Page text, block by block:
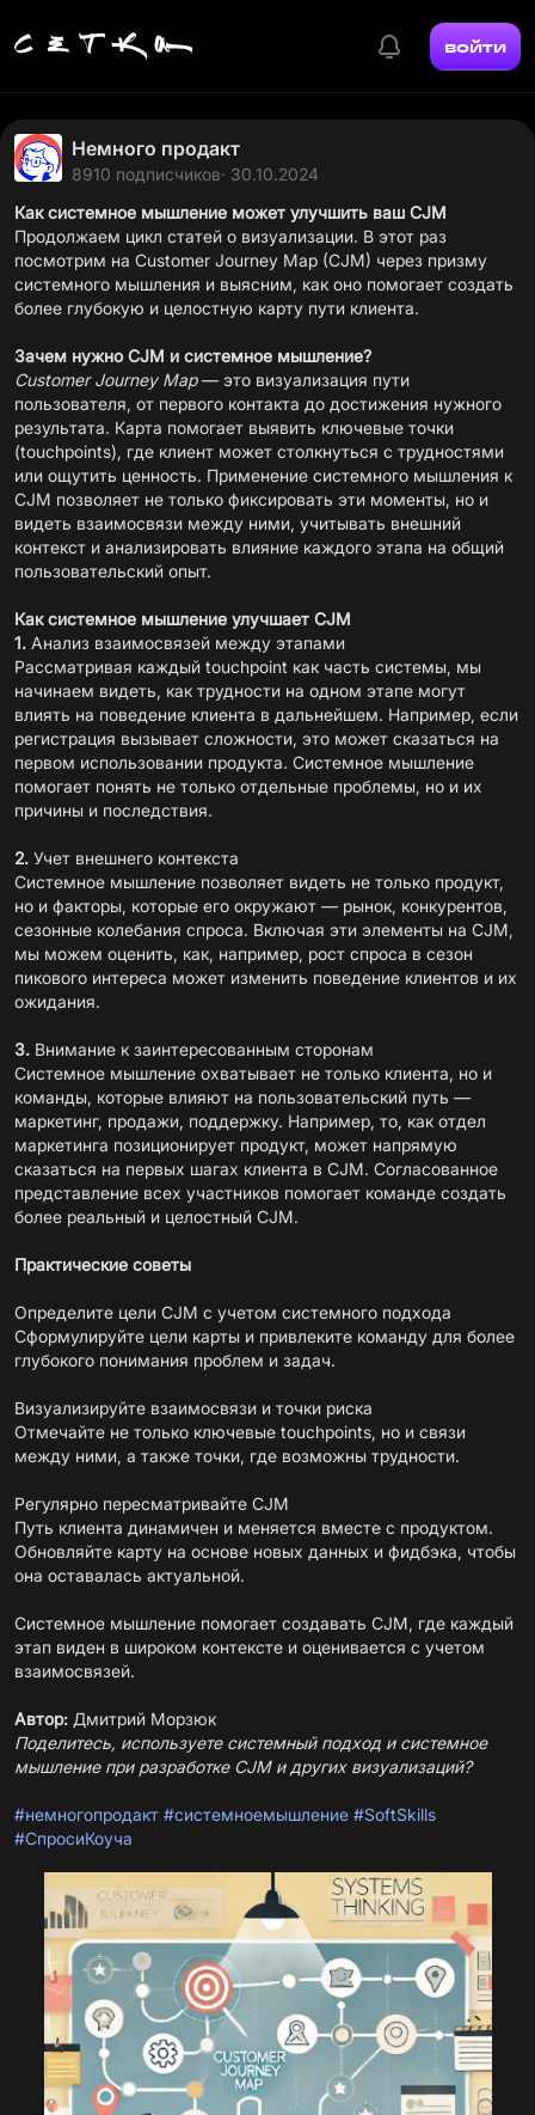
войти
Немного продакт
8910 подписчиков· 30.10.2024
Как системное мышление может улучшить ваш CJM
Продолжаем цикл статей о визуализации. В этот раз
посмотрим на Customer Journey Map (CJM) через призму
системного мышления и выясним, как оно помогает создать
более глубокую и целостную карту пути клиента.
Зачем нужно CJM и системное мышление?
Customer Journey Map— это визуализация пути
пользователя, от первого контакта до достижения нужного
результата. Карта помогает выявить ключевые точки
(touchpoints), где клиент может столкнуться с трудностями
или ощутить ценность. Применение системного мышления к
CJM позволяет не только фиксировать эти моменты, но и
видеть взаимосвязи между ними, учитывать внешний
контекст и анализировать влияние каждого этапа на общий
пользовательский опыт.
Как системное мышление улучшает CJM
1. Анализ взаимосвязей между этапами
Рассматривая каждый touchpoint как часть системы, мы
начинаем видеть, как трудности на одном этапе могут
влиять на поведение клиента в дальнейшем. Например, если
регистрация вызывает сложности, это может сказаться на
первом использовании продукта. Системное мышление
помогает понять не только отдельные проблемы, но и их
причины и последствия.
2. Учет внешнего контекста
Системное мышление позволяет видеть не только продукт,
но и факторы, которые его окружают — рынок, конкурентов,
сезонные колебания спроса. Включая эти элементы на CJM,
мы можем оценить, как, например, рост спроса в сезон
пикового интереса может изменить поведение клиентов и их
ожидания.
3. Внимание к заинтересованным сторонам
Системное мышление охватывает не только клиента, но и
команды, которые влияют на пользовательский путь —
маркетинг, продажи, поддержку. Например, то, как отдел
маркетинга позиционирует продукт, может напрямую
сказаться на первых шагах клиента в CJM. Согласованное
представление всех участников помогает команде создать
более реальный и целостный CJM.
Практические советы
Определите цели CJM с учетом системного подхода
Сформулируйте цели карты и привлеките команду для более
глубокого понимания проблем и задач.
Визуализируйте взаимосвязи и точки риска
Отмечайте не только ключевые touchpoints, но и связи
между ними, а также точки, где возможны трудности.
Регулярно пересматривайте CJM
Путь клиента динамичен и меняется вместе с продуктом.
Обновляйте карту на основе новых данных и фидбэка, чтобы
она оставалась актуальной.
Системное мышление помогает создавать CJM, где каждый
этап виден в широком контексте и оценивается с учетом
взаимосвязей.
Автор: Дмитрий Морзюк
Поделитесь, используете системный подход и системное
мышление при разработке CJM и других визуализаций?
#немногопродакт #системноемышление #SoftSkills
#СпросиКоуча